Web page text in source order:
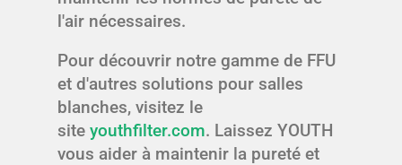
l'air nécessaires.
Pour découvrir notre gamme de FFU
et d'autres solutions pour salles
blanches, visitez le
site youthfilter.com. Laissez YOUTH
vous aider à maintenir la pureté et